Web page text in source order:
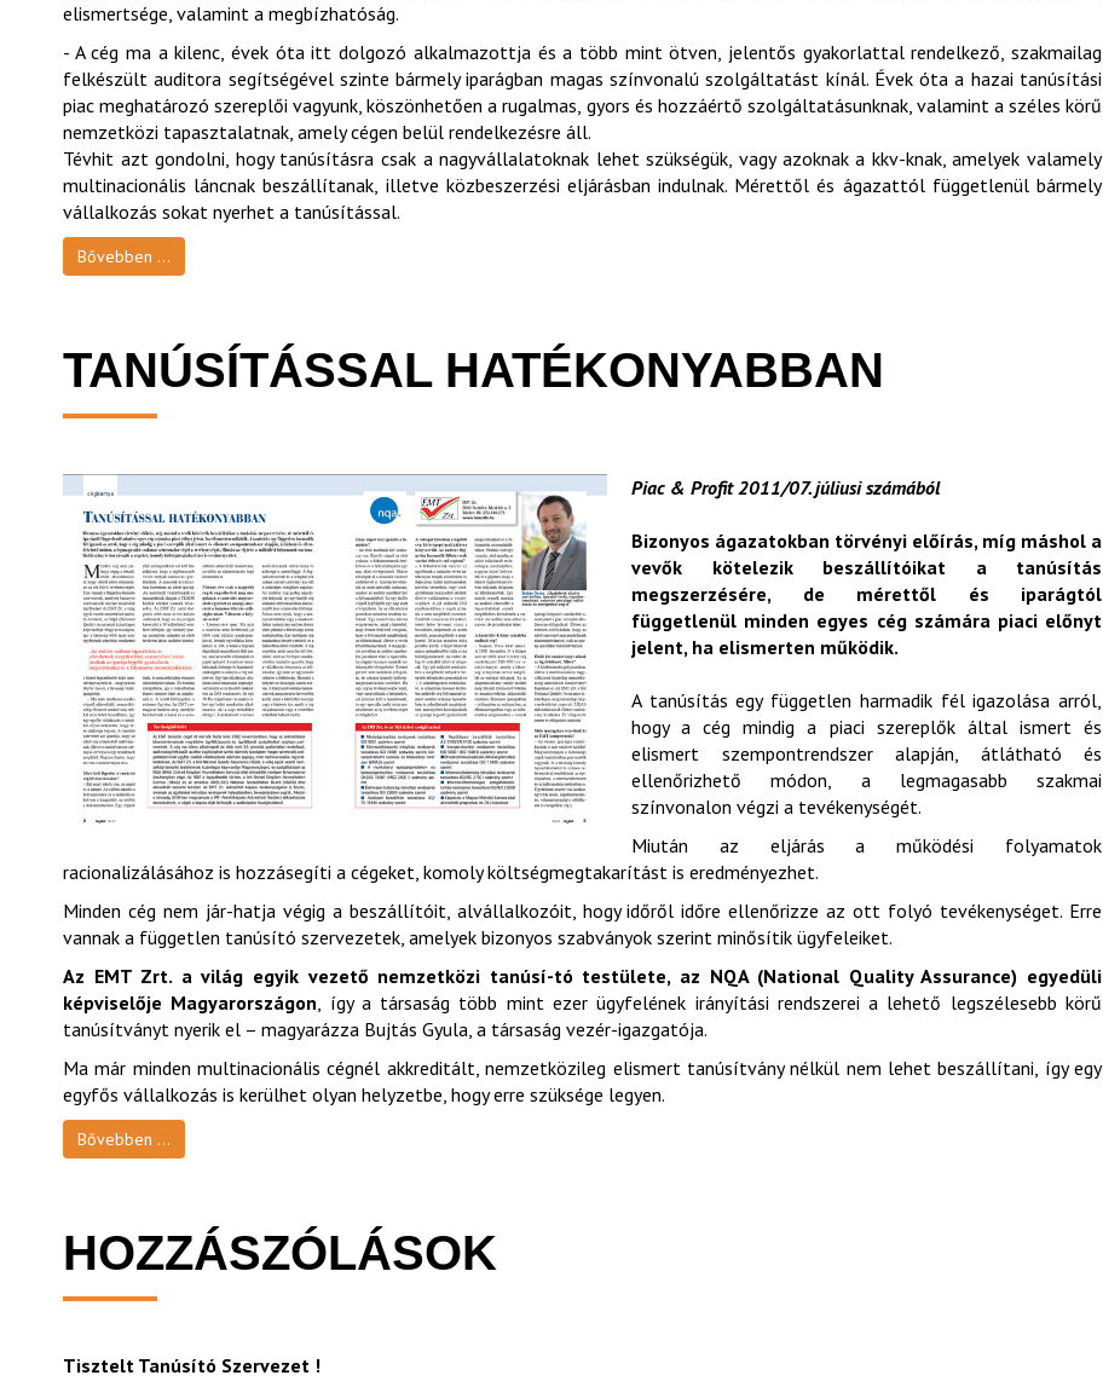
elismertsége, valamint a megbízhatóság.
- A cég ma a kilenc, évek óta itt dolgozó alkalmazottja és a több mint ötven, jelentős gyakorlattal rendelkező, szakmailag
felkészült auditora segítségével szinte bármely iparágban magas színvonalú szolgáltatást kínál. Évek óta a hazai tanúsítási
piac meghatározó szereplői vagyunk, köszönhetően a rugalmas, gyors és hozzáértő szolgáltatásunknak, valamint a széles körű
nemzetközi tapasztalatnak, amely cégen belül rendelkezésre áll.
Tévhit azt gondolni, hogy tanúsításra csak a nagyvállalatoknak lehet szükségük, vagy azoknak a kkv-knak, amelyek valamely
multinacionális láncnak beszállítanak, illetve közbeszerzési eljárásban indulnak. Mérettől és ágazattól függetlenül bármely
vállalkozás sokat nyerhet a tanúsítással.
Bővebben ...
TANÚSÍTÁSSAL HATÉKONYABBAN
Piac & Profit 2011/07. júliusi számából
Bizonyos ágazatokban törvényi előírás, míg máshol a
vevők kötelezik beszállítóikat a tanúsítás
megszerzésére, de mérettől és iparágtól
függetlenül minden egyes cég számára piaci előnyt
jelent, ha elismerten működik.
A tanúsítás egy független harmadik fél igazolása arról,
hogy a cég mindig a piaci szereplők által ismert és
elismert szempontrendszer alapján, átlátható és
ellenőrizhető módon, a legmagasabb szakmai
színvonalon végzi a tevékenységét.
Miután az eljárás a működési folyamatok
racionalizálásához is hozzásegíti a cégeket, komoly költségmegtakarítást is eredményezhet.
Minden cég nem jár-hatja végig a beszállítóit, alvállalkozóit, hogy időről időre ellenőrizze az ott folyó tevékenységet. Erre
vannak a független tanúsító szervezetek, amelyek bizonyos szabványok szerint minősítik ügyfeleiket.
Az EMT Zrt. a világ egyik vezető nemzetközi tanúsí-tó testülete, az NQA (National Quality Assurance) egyedüli
képviselője Magyarországon, így a társaság több mint ezer ügyfelének irányítási rendszerei a lehető legszélesebb körű
tanúsítványt nyerik el – magyarázza Bujtás Gyula, a társaság vezér-igazgatója.
Ma már minden multinacionális cégnél akkreditált, nemzetközileg elismert tanúsítvány nélkül nem lehet beszállítani, így egy
egyfős vállalkozás is kerülhet olyan helyzetbe, hogy erre szüksége legyen.
Bővebben ...
HOZZÁSZÓLÁSOK
Tisztelt Tanúsító Szervezet !